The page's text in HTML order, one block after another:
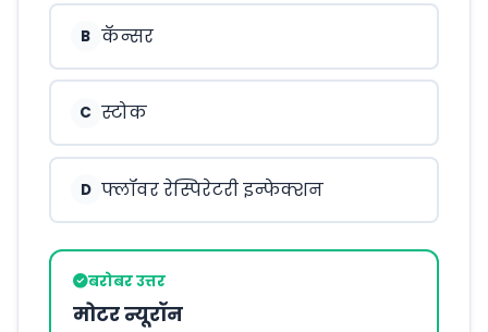
B कॅन्सर
C स्टोक
D फ्लॉवर रेस्पिरेटरी इन्फेक्शन
बरोबर उत्तर
मोटर न्यूरॉन